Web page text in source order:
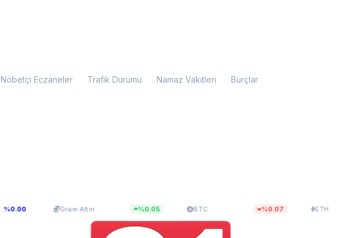
Nöbetçi Eczaneler Trafik Durumu Namaz Vakitleri Burçlar
Gram Altın6.012,96 BTC $64.586,15 ETH $1.908,83